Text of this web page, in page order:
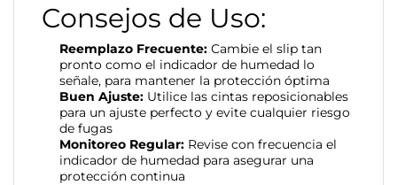
Consejos de Uso:
Reemplazo Frecuente: Cambie el slip tan
pronto como el indicador de humedad lo
señale, para mantener la protección óptima
Buen Ajuste: Utilice las cintas reposicionables
para un ajuste perfecto y evite cualquier riesgo
de fugas
Monitoreo Regular: Revise con frecuencia el
indicador de humedad para asegurar una
protección continua